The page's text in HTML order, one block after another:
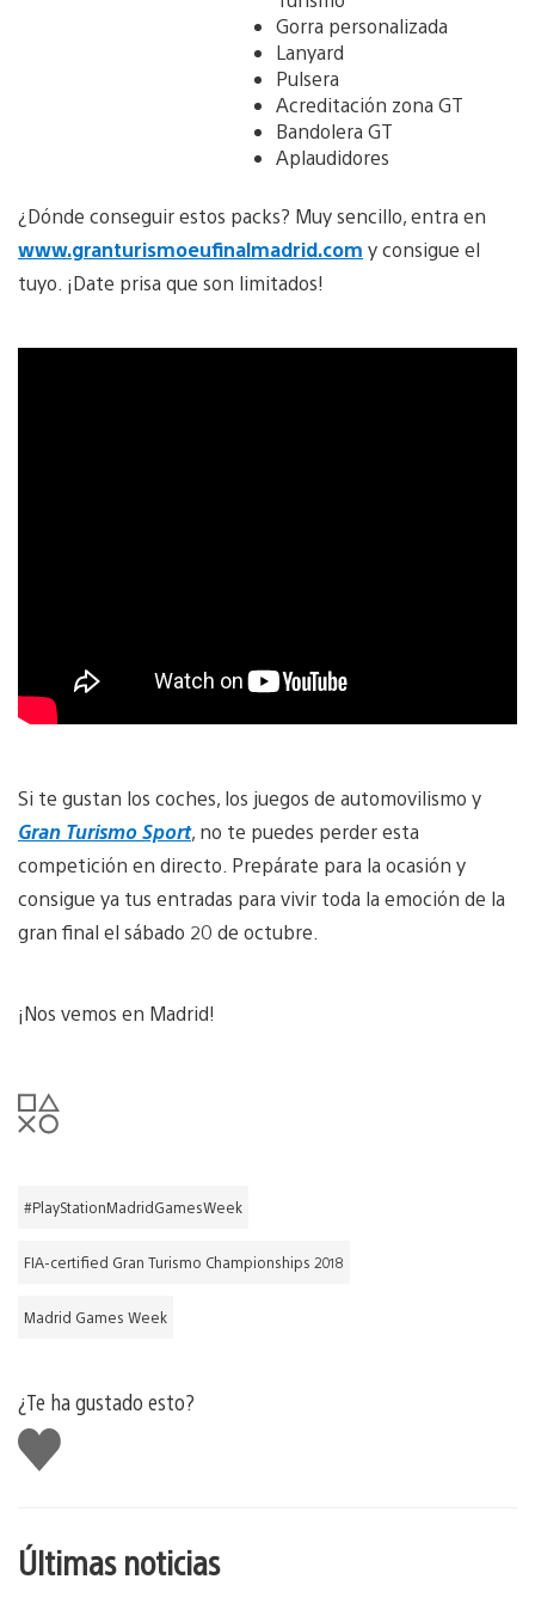
Gorra personalizada
Lanyard
Pulsera
Acreditación zona GT
Bandolera GT
Aplaudidores
¿Dónde conseguir estos packs? Muy sencillo, entra en
www.granturismoeufinalmadrid.com y consigue el
tuyo. ¡Date prisa que son limitados!
Si te gustan los coches, los juegos de automovilismo y
Gran Turismo Sport, no te puedes perder esta
competición en directo. Prepárate para la ocasión y
consigue ya tus entradas para vivir toda la emoción de la
gran final el sábado 20 de octubre.
¡Nos vemos en Madrid!
#PlayStationMadridGamesWeek
FIA-certified Gran Turismo Championships 2018
Madrid Games Week
¿Te ha gustado esto?
Me
gusta
Últimas noticias